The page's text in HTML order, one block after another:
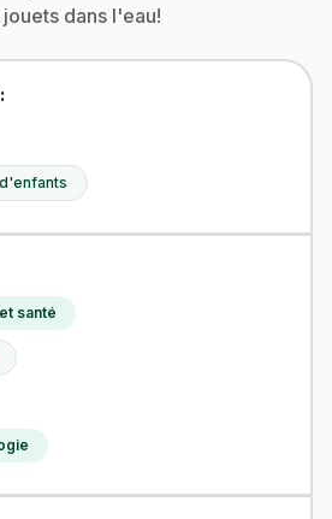
dans l'eau!
santé